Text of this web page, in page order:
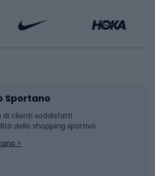
Sportano
di clienti soddisfatti
dello shopping sportivo
>